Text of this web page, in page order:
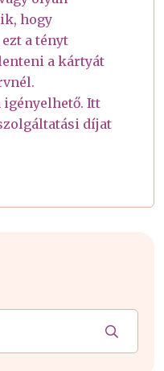
hogy
a tényt
a kártyát
igényelhető. Itt
díjat